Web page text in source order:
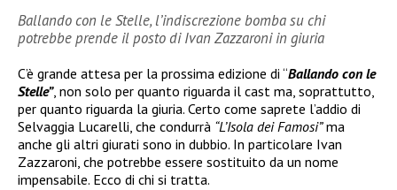
Ballando con le Stelle, l’indiscrezione bomba su chi
potrebbe prende il posto di Ivan Zazzaroni in giuria
C’è grande attesa per la prossima edizione di “Ballando con le
Stelle”, non solo per quanto riguarda il cast ma, soprattutto,
per quanto riguarda la giuria. Certo come saprete l’addio di
Selvaggia Lucarelli, che condurrà “L’Isola dei Famosi”ma
anche gli altri giurati sono in dubbio. In particolare Ivan
Zazzaroni, che potrebbe essere sostituito da un nome
impensabile. Ecco di chi si tratta.